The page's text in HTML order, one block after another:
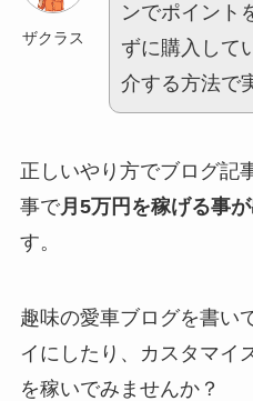
ザクラス
ンでポイント
ずに購入して
介する方法で
正しいやり方でブログ記
事で月5万円を稼げる事
す。
趣味の愛車ブログを書い
イにしたり、カスタマイ
を稼いでみませんか？